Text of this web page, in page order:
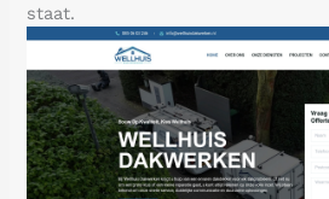
staat.